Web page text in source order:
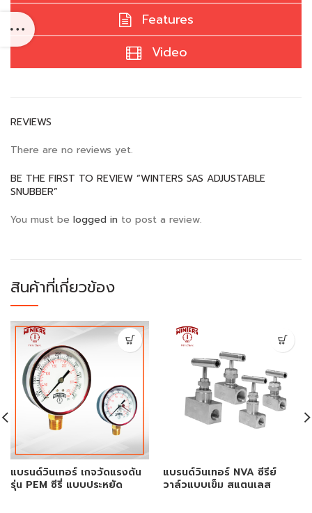
Features
Video
REVIEWS
There are no reviews yet.
BE THE FIRST TO REVIEW “WINTERS SAS ADJUSTABLE
SNUBBER”
You must be logged in to post a review.
สินค้าที่เกี่ยวข้อง
แบรนด์วินเทอร์ เกจวัดแรงดัน
รุ่น PEM ซีรี่ แบบประหยัด
แบรนด์วินเทอร์ NVA ซีรีย์
วาล์วแบบเข็ม สแตนเลส